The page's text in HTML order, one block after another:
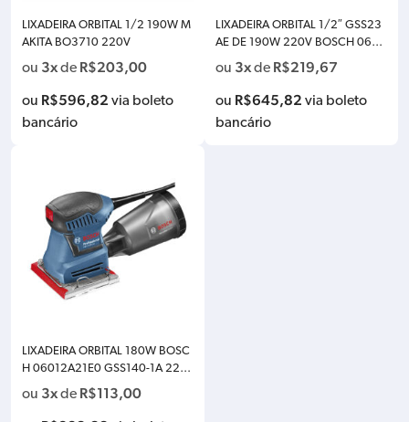
LIXADEIRA ORBITAL 1/2 190W M
AKITA BO3710 220V
ou 3xde R$203,00
ou R$596,82 via boleto
bancário
LIXADEIRA ORBITAL 1/2″ GSS23
AE DE 190W 220V BOSCH 0601
0707E0
ou 3xde R$219,67
ou R$645,82 via boleto
bancário
LIXADEIRA ORBITAL 180W BOSC
H 06012A21E0 GSS140-1A 220
ou 3xde R$113,00